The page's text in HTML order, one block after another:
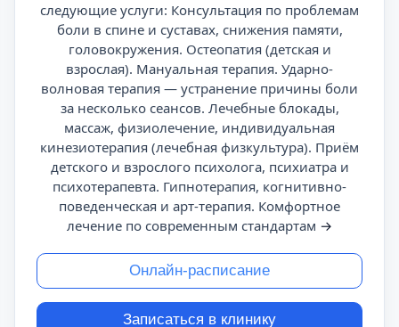
следующие услуги: Консультация по проблемам
боли в спине и суставах, снижения памяти,
головокружения. Остеопатия (детская и
взрослая). Мануальная терапия. Ударно-
волновая терапия — устранение причины боли
за несколько сеансов. Лечебные блокады,
массаж, физиолечение, индивидуальная
кинезиотерапия (лечебная физкультура). Приём
детского и взрослого психолога, психиатра и
психотерапевта. Гипнотерапия, когнитивно-
поведенческая и арт-терапия. Комфортное
лечение по современным стандартам →
Онлайн-расписание
Записаться в клинику